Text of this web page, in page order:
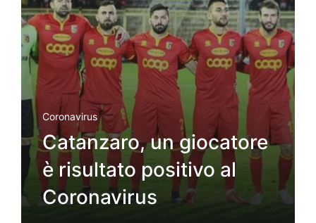
Coronavirus
Catanzaro, un giocatore
è risultato positivo al
Coronavirus